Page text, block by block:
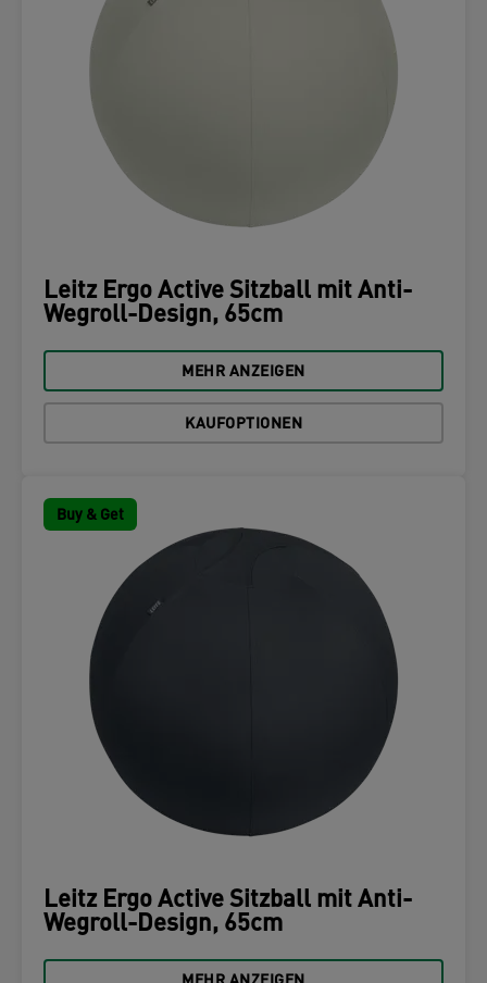
Leitz Ergo Active Sitzball mit Anti-
Wegroll-Design, 65cm
MEHR ANZEIGEN
KAUFOPTIONEN
Buy & Get
Leitz Ergo Active Sitzball mit Anti-
Wegroll-Design, 65cm